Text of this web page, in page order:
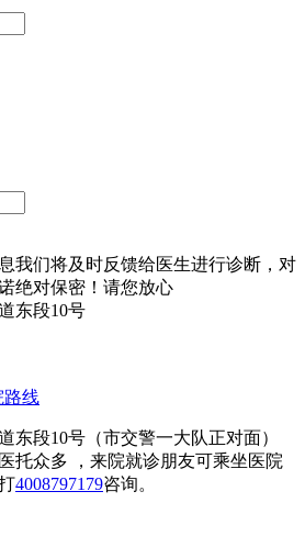
我们将及时反馈给医生进行诊断，对
绝对保密！请您放心
东段10号
路线
东段10号（市交警一大队正对面）
托众多 ，来院就诊朋友可乘坐医院
4008797179咨询。